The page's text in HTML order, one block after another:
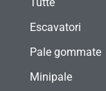
Escavatori
Pale gommate
Minipale